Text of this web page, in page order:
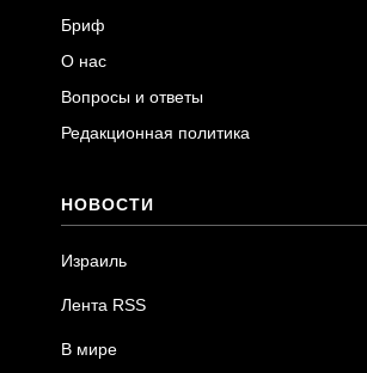
Бриф
О нас
Вопросы и ответы
Редакционная политика
НОВОСТИ
Израиль
Лента RSS
В мире